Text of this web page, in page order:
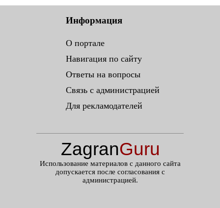
Информация
О портале
Навигация по сайту
Ответы на вопросы
Связь с администрацией
Для рекламодателей
ZagranGuru
Использование материалов с данного сайта
допускается после согласования с
администрацией.